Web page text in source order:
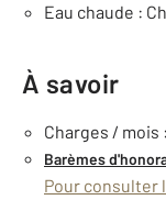
Eau chaude :
À savoir
Charges / mois
Barèmes
Pour consulter